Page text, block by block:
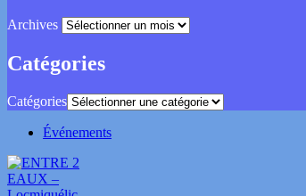
Archives
Catégories
Catégories
Événements